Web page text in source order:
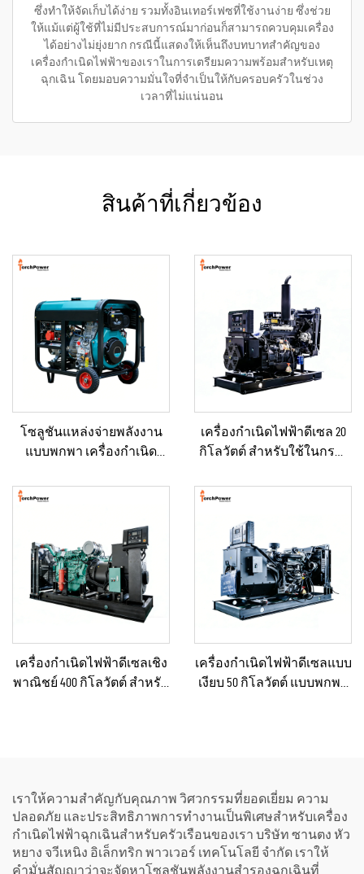
ซึ่งทำให้จัดเก็บได้ง่าย รวมทั้งอินเทอร์เฟซที่ใช้งานง่าย ซึ่งช่วย
ให้แม้แต่ผู้ใช้ที่ไม่มีประสบการณ์มาก่อนก็สามารถควบคุมเครื่อง
ได้อย่างไม่ยุ่งยาก กรณีนี้แสดงให้เห็นถึงบทบาทสำคัญของ
เครื่องกำเนิดไฟฟ้าของเราในการเตรียมความพร้อมสำหรับเหตุ
ฉุกเฉิน โดยมอบความมั่นใจที่จำเป็นให้กับครอบครัวในช่วง
เวลาที่ไม่แน่นอน
สินค้าที่เกี่ยวข้อง
โซลูชันแหล่งจ่ายพลังงาน
แบบพกพา เครื่องกำเนิด
วัตต์ สำหรับบ้าน/ร้านค้า/
เครื่องกำเนิดไฟฟ้าดีเซล 20
กิโลวัตต์ สำหรับใช้ในกรณี
ขนาดเล็ก
เครื่องกำเนิดไฟฟ้าดีเซลเชิง
พาณิชย์ 400 กิโลวัตต์ สำหรับ
เครื่องกำเนิดไฟฟ้าดีเซลแบบ
เงียบ 50 กิโลวัตต์ แบบพกพา
เราให้ความสำคัญกับคุณภาพ วิศวกรรมที่ยอดเยี่ยม ความ
ปลอดภัย และประสิทธิภาพการทำงานเป็นพิเศษสำหรับเครื่อง
กำเนิดไฟฟ้าฉุกเฉินสำหรับครัวเรือนของเรา บริษัท ซานตง หัว
หยาง จวีเหนิง อิเล็กทริก พาวเวอร์ เทคโนโลยี จำกัด เราให้
คำมั่นสัญญาว่าจะจัดหาโซลูชันพลังงานสำรองฉุกเฉินที่